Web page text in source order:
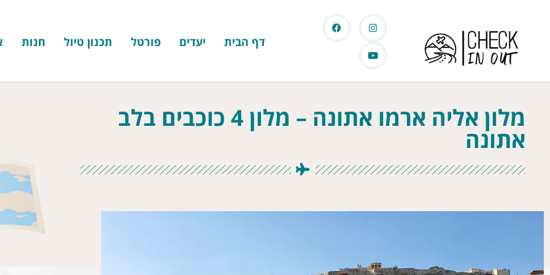
דף הבית יעדים פורטל תכנון טיול חנות
מלון אליה ארמו אתונה – מלון 4 כוכבים בלב
אתונה